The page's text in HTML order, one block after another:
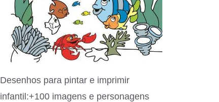
Desenhos para pintar e imprimir
infantil:+100 imagens e personagens